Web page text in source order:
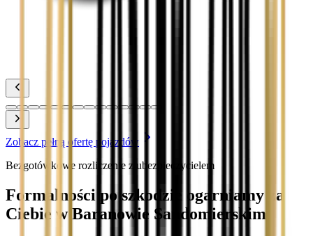
Zobacz pełną ofertę pojazdów
Bezgotówkowe rozliczenie z ubezpieczycielem
Formalności po szkodzie ogarniamy za
Ciebie w Baranowie Sandomierskim